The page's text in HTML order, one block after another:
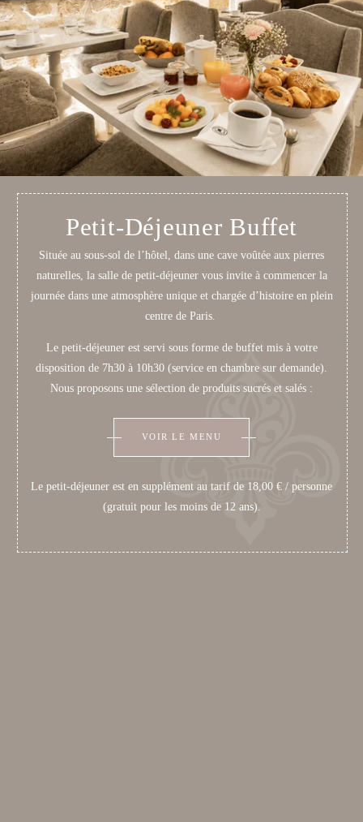
Petit-Déjeuner Buffet
Située au sous-sol de l’hôtel, dans une cave voûtée aux pierres
naturelles, la salle de petit-déjeuner vous invite à commencer la
journée dans une atmosphère unique et chargée d’histoire en plein
centre de Paris.
Le petit-déjeuner est servi sous forme de buffet mis à votre
disposition de 7h30 à 10h30 (service en chambre sur demande).
Nous proposons une sélection de produits sucrés et salés :
VOIR LE MENU
Le petit-déjeuner est en supplément au tarif de 18,00 € / personne
(gratuit pour les moins de 12 ans).